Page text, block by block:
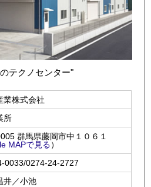
テクノセンター"
業株式会社
所
群馬県藤岡市中１０６１
MAPで見る）
0033/0274-24-2727
井／小池